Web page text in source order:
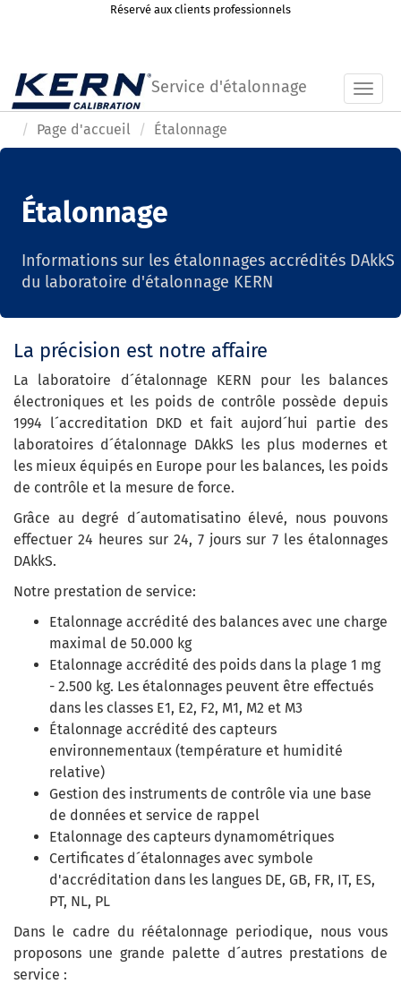
Réservé aux clients professionnels
Service d'étalonnage
Page d'accueil Étalonnage
Étalonnage
Informations sur les étalonnages accrédités DAkkS
du laboratoire d'étalonnage KERN
La précision est notre affaire
La laboratoire d´étalonnage KERN pour les balances
électroniques et les poids de contrôle possède depuis
1994 l´accreditation DKD et fait aujord´hui partie des
laboratoires d´étalonnage DAkkS les plus modernes et
les mieux équipés en Europe pour les balances, les poids
de contrôle et la mesure de force.
Grâce au degré d´automatisatino élevé, nous pouvons
effectuer 24 heures sur 24, 7 jours sur 7 les étalonnages
DAkkS.
Notre prestation de service:
Etalonnage accrédité des balances avec une charge
maximal de 50.000 kg
Etalonnage accrédité des poids dans la plage 1 mg
- 2.500 kg. Les étalonnages peuvent être effectués
dans les classes E1, E2, F2, M1, M2 et M3
Étalonnage accrédité des capteurs
environnementaux (température et humidité
relative)
Gestion des instruments de contrôle via une base
de données et service de rappel
Etalonnage des capteurs dynamométriques
Certificates d´étalonnages avec symbole
d'accréditation dans les langues DE, GB, FR, IT, ES,
PT, NL, PL
Dans le cadre du réétalonnage periodique, nous vous
proposons une grande palette d´autres prestations de
service :